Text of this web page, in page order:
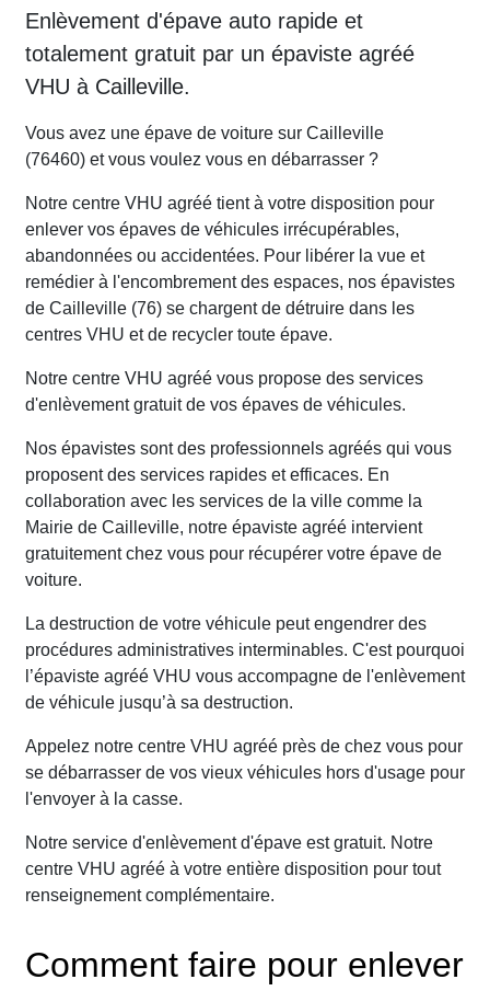
Enlèvement d'épave auto rapide et
totalement gratuit par un épaviste agréé
VHU à Cailleville.
Vous avez une épave de voiture sur Cailleville
(76460) et vous voulez vous en débarrasser ?
Notre centre VHU agréé tient à votre disposition pour
enlever vos épaves de véhicules irrécupérables,
abandonnées ou accidentées. Pour libérer la vue et
remédier à l'encombrement des espaces, nos épavistes
de Cailleville (76) se chargent de détruire dans les
centres VHU et de recycler toute épave.
Notre centre VHU agréé vous propose des services
d'enlèvement gratuit de vos épaves de véhicules.
Nos épavistes sont des professionnels agréés qui vous
proposent des services rapides et efficaces. En
collaboration avec les services de la ville comme la
Mairie de Cailleville, notre épaviste agréé intervient
gratuitement chez vous pour récupérer votre épave de
voiture.
La destruction de votre véhicule peut engendrer des
procédures administratives interminables. C'est pourquoi
l’épaviste agréé VHU vous accompagne de l'enlèvement
de véhicule jusqu’à sa destruction.
Appelez notre centre VHU agréé près de chez vous pour
se débarrasser de vos vieux véhicules hors d'usage pour
l'envoyer à la casse.
Notre service d'enlèvement d'épave est gratuit. Notre
centre VHU agréé à votre entière disposition pour tout
renseignement complémentaire.
Comment faire pour enlever